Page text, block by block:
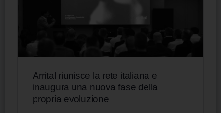
Arrital riunisce la rete italiana e
inaugura una nuova fase della
propria evoluzione